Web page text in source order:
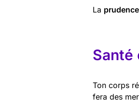
La
Santé
Ton corps
fera des